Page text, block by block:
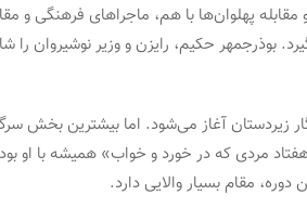
پهلوان‌ها با هم، ماجراهای فرهنگی و
حکیم، رایزن و وزیر نوشیروان را
زیردستان آغاز می‌شود. اما بیشترین بخش
مردی که در خورد و خواب» همیشه با او
مقام بسیار والایی دارد.